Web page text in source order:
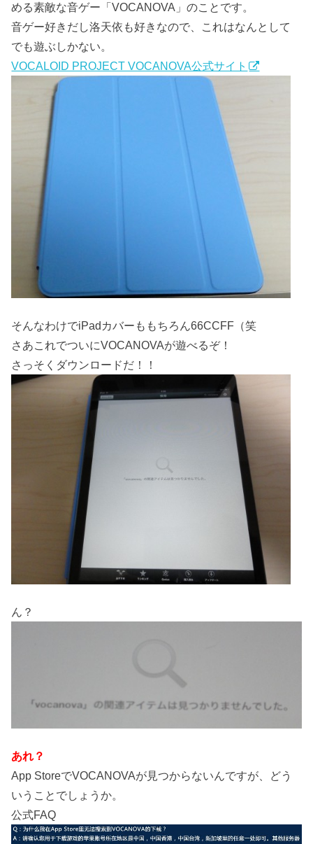
める素敵な音ゲー「VOCANOVA」のことです。
音ゲー好きだし洛天依も好きなので、これはなんとして
でも遊ぶしかない。
VOCALOID PROJECT VOCANOVA公式サイト
そんなわけでiPadカバーももちろん66CCFF（笑
さあこれでついにVOCANOVAが遊べるぞ！
さっそくダウンロードだ！！
ん？
あれ？
App StoreでVOCANOVAが見つからないんですが、どう
いうことでしょうか。
公式FAQ